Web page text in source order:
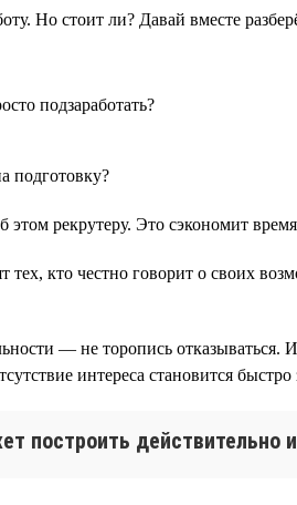
Но стоит ли? Давай вместе
подзаработать?
подготовку?
рекрутеру. Это сэкономит
кто честно говорит о своих
— не торопись отказываться.
интереса становится
построить действительно